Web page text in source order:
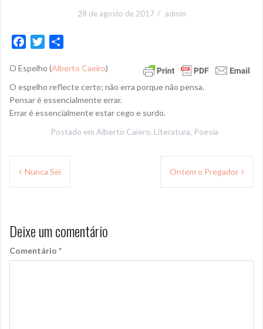
28 de agosto de 2017 admin
c
e
b
o
i
t
t
e
a
r
e
O Espelho (Alberto Caeiro)
O espelho reflecte certo; não erra porque não pensa.
Pensar é essencialmente errar.
Errar é essencialmente estar cego e surdo.
Postado em Alberto Caiero, Literatura, Poesia
Navegação
Nunca Sei Ontem o Pregador
Deixe um comentário
Comentário *